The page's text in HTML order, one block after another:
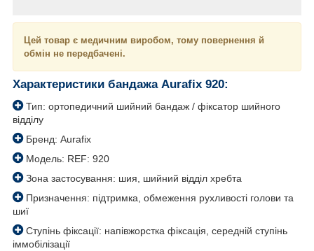
Цей товар є медичним виробом, тому повернення й
обмін не передбачені.
Характеристики бандажа Aurafix 920:
Тип: ортопедичний шийний бандаж / фіксатор шийного
відділу
Бренд: Aurafix
Модель: REF: 920
Зона застосування: шия, шийний відділ хребта
Призначення: підтримка, обмеження рухливості голови та
шиї
Ступінь фіксації: напівжорстка фіксація, середній ступінь
іммобілізації